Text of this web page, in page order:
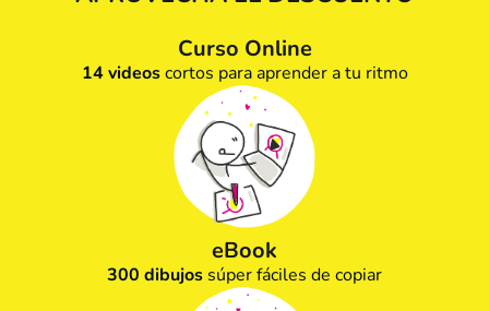
Curso Online
14 videoscortos para aprender a tu ritmo
eBook
300 dibujos súper fáciles de copiar